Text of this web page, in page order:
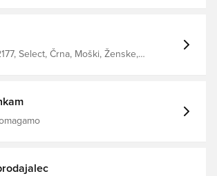
Select, Črna, Moški, Ženske,